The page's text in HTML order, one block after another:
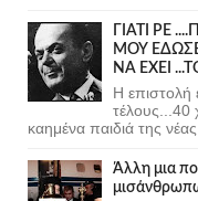
ΓΙΑΤΙ ΡΕ
ΜΟΥ
ΝΑ ΕΧΕΙ
Η επιστολή
τέλους...40
καημένα παιδιά της νέας
Άλλη μια